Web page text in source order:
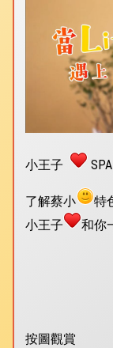
小王子
了解蔡小
特
小王子
和你
按圖觀賞